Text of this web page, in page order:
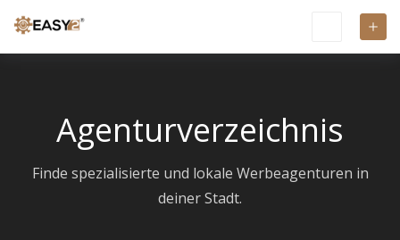
Agenturverzeichnis
Finde spezialisierte und lokale Werbeagenturen in
deiner Stadt.